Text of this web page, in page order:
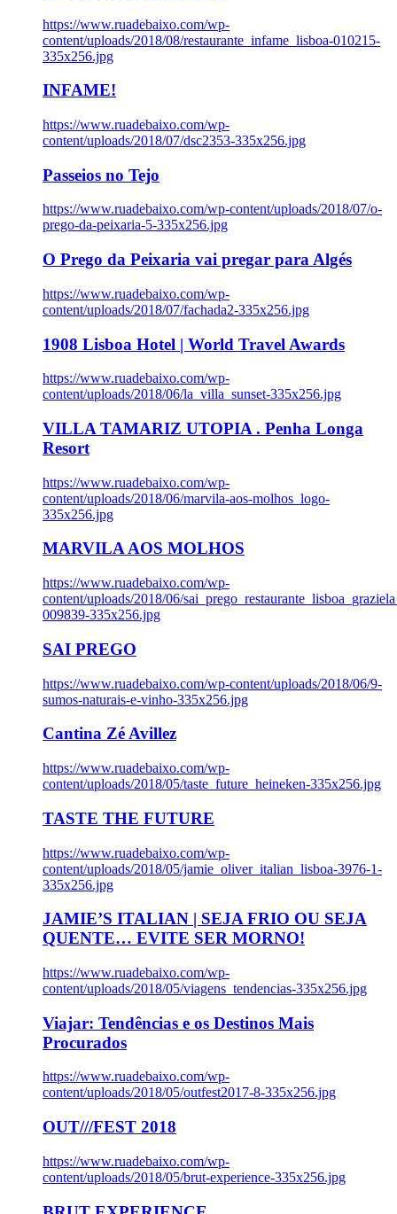
https://www.ruadebaixo.com/wp-
content/uploads/2018/08/restaurante_infame_lisboa-010215-
335x256.jpg
INFAME!
https://www.ruadebaixo.com/wp-
content/uploads/2018/07/dsc2353-335x256.jpg
Passeios no Tejo
https://www.ruadebaixo.com/wp-content/uploads/2018/07/o-
prego-da-peixaria-5-335x256.jpg
O Prego da Peixaria vai pregar para Algés
https://www.ruadebaixo.com/wp-
content/uploads/2018/07/fachada2-335x256.jpg
1908 Lisboa Hotel | World Travel Awards
https://www.ruadebaixo.com/wp-
content/uploads/2018/06/la_villa_sunset-335x256.jpg
VILLA TAMARIZ UTOPIA . Penha Longa
Resort
https://www.ruadebaixo.com/wp-
content/uploads/2018/06/marvila-aos-molhos_logo-
335x256.jpg
MARVILA AOS MOLHOS
https://www.ruadebaixo.com/wp-
content/uploads/2018/06/
009839-335x256.jpg
SAI PREGO
https://www.ruadebaixo.com/wp-content/uploads/2018/06/9-
sumos-naturais-e-vinho-335x256.jpg
Cantina Zé Avillez
https://www.ruadebaixo.com/wp-
content/uploads/2018/05/taste_future_heineken-335x256.jpg
TASTE THE FUTURE
https://www.ruadebaixo.com/wp-
content/uploads/2018/05/jamie_oliver_italian_lisboa-3976-1-
335x256.jpg
JAMIE’S ITALIAN | SEJA FRIO OU SEJA
QUENTE… EVITE SER MORNO!
https://www.ruadebaixo.com/wp-
content/uploads/2018/05/viagens_tendencias-335x256.jpg
Viajar: Tendências e os Destinos Mais
Procurados
https://www.ruadebaixo.com/wp-
content/uploads/2018/05/outfest2017-8-335x256.jpg
OUT///FEST 2018
https://www.ruadebaixo.com/wp-
content/uploads/2018/05/brut-experience-335x256.jpg